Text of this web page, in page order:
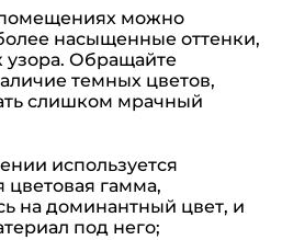
можно
насыщенные оттенки,
узора. Обращайте
темных цветов,
слишком мрачный
используется
цветовая гамма,
на доминантный цвет, и
под него;